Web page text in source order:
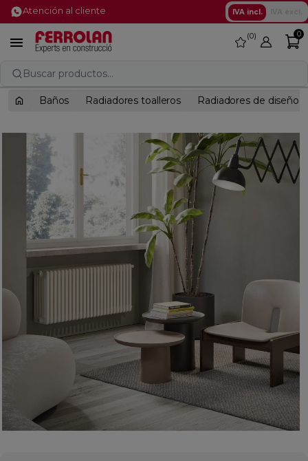
Atención al cliente IVA incl.
 favorite
0 0
Buscar productos...
Baños Radiadores toalleros Radiadores de diseño